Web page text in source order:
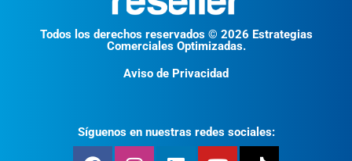
Todos los derechos reservados © 2026 Estrategias
Comerciales Optimizadas.
Aviso de Privacidad
Síguenos en nuestras redes sociales: